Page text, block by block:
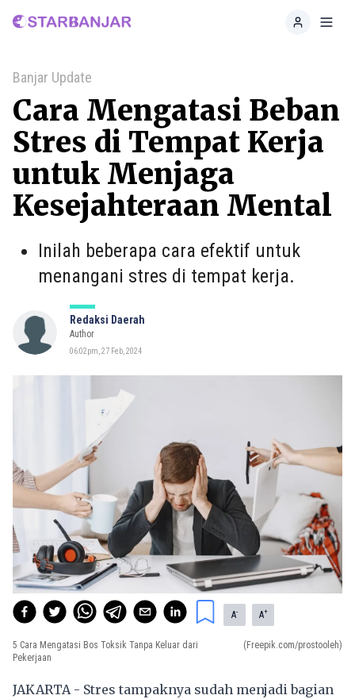
Home
Banjar Update
Cara Mengatasi Beban
Stres di Tempat Kerja
untuk Menjaga
Kesejahteraan Mental
Inilah beberapa cara efektif untuk
menangani stres di tempat kerja.
Redaksi Daerah
Author
06:02pm, 27 Feb, 2024
A- A+
5 Cara Mengatasi Bos Toksik Tanpa Keluar dari
Pekerjaan
(Freepik.com/prostooleh)
JAKARTA - Stres tampaknya sudah menjadi bagian